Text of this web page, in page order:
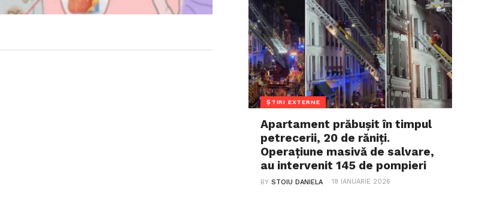
ȘTIRI EXTERNE
Apartament prăbușit în timpul
petrecerii, 20 de răniți.
Operațiune masivă de salvare,
au intervenit 145 de pompieri
BYSTOIU DANIELA 18 IANUARIE 2026